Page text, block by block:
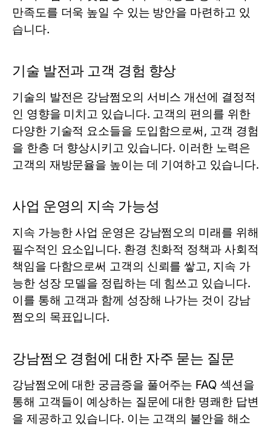
만족도를 더욱 높일 수 있는 방안을 마련하고 있
습니다.
기술 발전과 고객 경험 향상
기술의 발전은 강남쩜오의 서비스 개선에 결정적
인 영향을 미치고 있습니다. 고객의 편의를 위한
다양한 기술적 요소들을 도입함으로써, 고객 경험
을 한층 더 향상시키고 있습니다. 이러한 노력은
고객의 재방문율을 높이는 데 기여하고 있습니다.
사업 운영의 지속 가능성
지속 가능한 사업 운영은 강남쩜오의 미래를 위해
필수적인 요소입니다. 환경 친화적 정책과 사회적
책임을 다함으로써 고객의 신뢰를 쌓고, 지속 가
능한 성장 모델을 정립하는 데 힘쓰고 있습니다.
이를 통해 고객과 함께 성장해 나가는 것이 강남
쩜오의 목표입니다.
강남쩜오 경험에 대한 자주 묻는 질문
강남쩜오에 대한 궁금증을 풀어주는 FAQ 섹션을
통해 고객들이 예상하는 질문에 대한 명쾌한 답변
을 제공하고 있습니다. 이는 고객의 불안을 해소